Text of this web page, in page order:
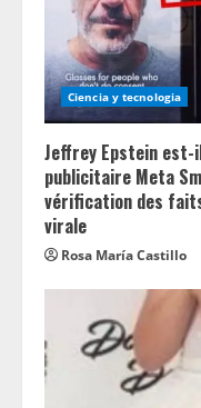
Ciencia y tecnologia
Jeffrey Epstein est-
publicitaire Meta
vérification des
virale
Rosa María Castillo